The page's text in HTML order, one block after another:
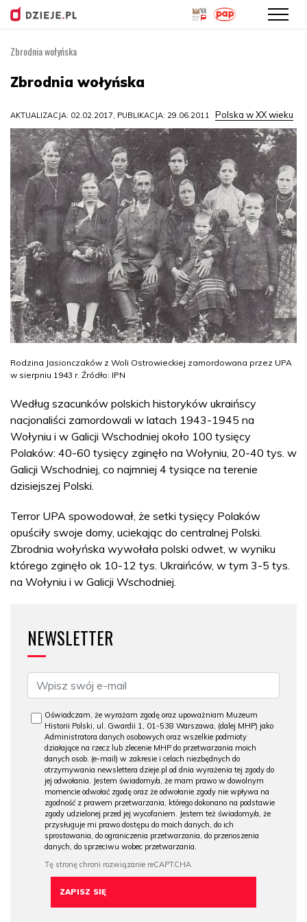
Zbrodnia wołyńska
Zbrodnia wołyńska
AKTUALIZACJA: 02.02.2017, PUBLIKACJA: 29.06.2011 Polska w XX wieku
Rodzina Jasionczaków z Woli Ostrowieckiej zamordowana przez UPA
w sierpniu 1943 r. Źródło: IPN
Według szacunków polskich historyków ukraińscy
nacjonaliści zamordowali w latach 1943-1945 na
Wołyniu i w Galicji Wschodniej około 100 tysięcy
Polaków: 40-60 tysięcy zginęło na Wołyniu, 20-40 tys. w
Galicji Wschodniej, co najmniej 4 tysiące na terenie
dzisiejszej Polski.
Terror UPA spowodował, że setki tysięcy Polaków
opuściły swoje domy, uciekając do centralnej Polski.
Zbrodnia wołyńska wywołała polski odwet, w wyniku
którego zginęło ok 10-12 tys. Ukraińców, w tym 3-5 tys.
na Wołyniu i w Galicji Wschodniej.
NEWSLETTER
Oświadczam, że wyrażam zgodę oraz upoważniam Muzeum
Historii Polski, ul. Gwardii 1, 01-538 Warszawa, (dalej MHP) jako
Administratora danych osobowych oraz wszelkie podmioty
działające na rzecz lub zlecenie MHP do przetwarzania moich
danych osob. (e-mail) w zakresie i celach niezbędnych do
otrzymywania newslettera dzieje.pl od dnia wyrażenia tej zgody do
jej odwołania. Jestem świadomy/a, że mam prawo w dowolnym
momencie odwołać zgodę oraz że odwołanie zgody nie wpływa na
zgodność z prawem przetwarzania, którego dokonano na podstawie
zgody udzielonej przed jej wycofaniem. Jestem też świadomy/a, że
przysługuje mi prawo dostępu do moich danych, do ich
sprostowania, do ograniczenia przetwarzania, do przenoszenia
danych, do sprzeciwu wobec przetwarzania.